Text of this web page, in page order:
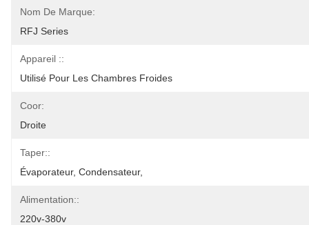
Nom De Marque:
RFJ Series
Appareil ::
Utilisé Pour Les Chambres Froides
Coor:
Droite
Taper::
Évaporateur, Condensateur,
Alimentation::
220v-380v